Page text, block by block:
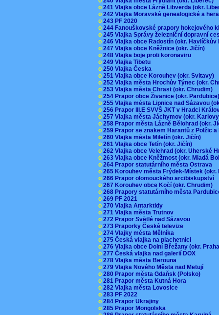
o 241 Vlajka obce Lázně Libverda (okr.
o 242 Vlajka Moravské genealogické a
o 243 PF 2020
o 244 Fanouškovské prapory hokejového
o 245 Vlajka Správy železniční dopravní
o 246 Vlajka obce Radostín (okr.
o 247 Vlajka obce Kněžnice (okr. Jičín)
o 248 Vlajka boje proti koronaviru
o 249 Vlajka Tibetu
o 250 Vlajka Česka
o 251 Vlajka obce Korouhev (okr. Svitavy)
o 252 Vlajka města Hrochův Týnec (okr.
o 253 Vlajka města Chrast (okr. Chrudim)
o 254 Prapor obce Živanice (okr.
o 255 Vlajka města Lipnice nad Sázavou
o 256 Prapor III.E SVVŠ JKT v Hradci
o 257 Vlajka města Jáchymov (okr.
o 258 Prapor města Lázně Bělohrad (okr.
o 259 Prapor se znakem Harantů z Polžic
o 260 Vlajka města Miletín (okr. Jičín)
o 261 Vlajka obce Tetín (okr. Jičín)
o 262 Vlajka obce Velehrad (okr. Uherské
o 263 Vlajka obce Kněžmost (okr. Mladá
o 264 Prapor statutárního města Ostrava
o 265 Korouhev města Frýdek-Místek
o 266 Prapor olomouckého arcibiskupství
o 267 Korouhev obce Kočí (okr. Chrudim)
o 268 Prapory statutárního města
o 269 PF 2021
o 270 Vlajka Antarktidy
o 271 Vlajka města Trutnov
o 272 Prapor Světlé nad Sázavou
o 273 Praporky České televize
o 274 Vlajky města Mělníka
o 275 Česká vlajka na plachetnici
o 276 Vlajka obce Dolní Břežany (okr.
o 277 Česká vlajka nad galerií DOX
o 278 Vlajka města Berouna
o 279 Vlajka Nového Města nad Metují
o 280 Prapor města Gdaňsk (Polsko)
o 281 Prapor města Kutná Hora
o 282 Vlajka města Lovosice
o 283 PF 2022
o 284 Prapor Ukrajiny
o 285 Prapor Mongolska